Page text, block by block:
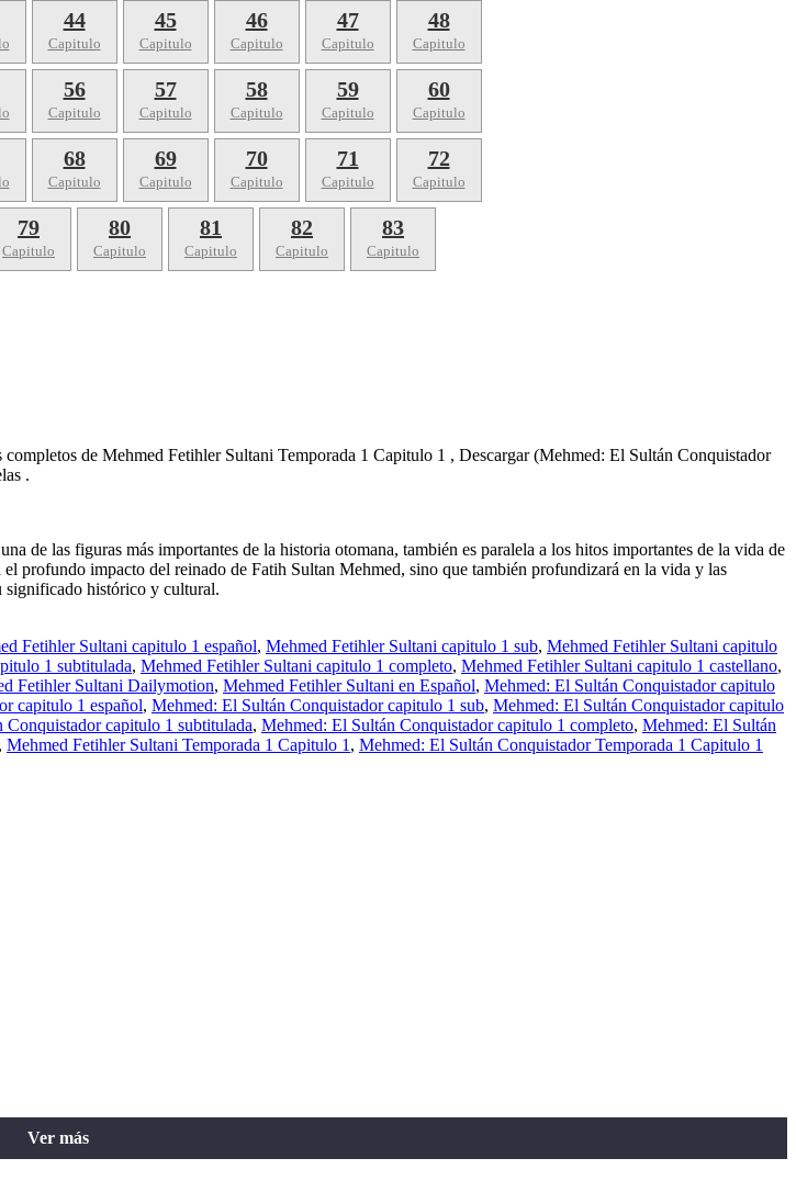
44
Capitulo
45
Capitulo
46
Capitulo
47
Capitulo
48
Capitulo
56
Capitulo
57
Capitulo
58
Capitulo
59
Capitulo
60
Capitulo
68
Capitulo
69
Capitulo
70
Capitulo
71
Capitulo
72
Capitulo
79
Capitulo
80
Capitulo
81
Capitulo
82
Capitulo
83
Capitulo
de Mehmed Fetihler Sultani Temporada 1 Capitulo 1 , Descargar (Mehmed: El Sultán Conquistador
.
de las figuras más importantes de la historia otomana, también es paralela a los hitos importantes de la vida de
profundo impacto del reinado de Fatih Sultan Mehmed, sino que también profundizará en la vida y las
significado histórico y cultural.
Fetihler Sultani capitulo 1 español, Mehmed Fetihler Sultani capitulo 1 sub, Mehmed Fetihler Sultani capitulo
1 subtitulada, Mehmed Fetihler Sultani capitulo 1 completo, Mehmed Fetihler Sultani capitulo 1 castellano,
Fetihler Sultani Dailymotion, Mehmed Fetihler Sultani en Español, Mehmed: El Sultán Conquistador capitulo
capitulo 1 español, Mehmed: El Sultán Conquistador capitulo 1 sub, Mehmed: El Sultán Conquistador capitulo
Conquistador capitulo 1 subtitulada, Mehmed: El Sultán Conquistador capitulo 1 completo, Mehmed: El Sultán
, Mehmed Fetihler Sultani Temporada 1 Capitulo 1 , Mehmed: El Sultán Conquistador Temporada 1 Capitulo 1
Ver más